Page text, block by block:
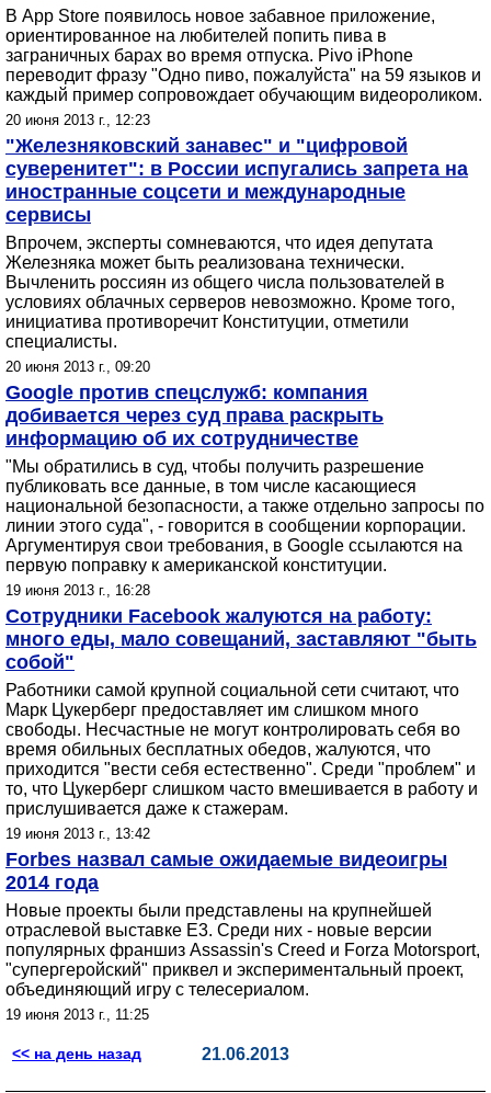
В App Store появилось новое забавное приложение,
ориентированное на любителей попить пива в
заграничных барах во время отпуска. Pivo iPhone
переводит фразу "Одно пиво, пожалуйста" на 59 языков и
каждый пример сопровождает обучающим видеороликом.
20 июня 2013 г., 12:23
"Железняковский занавес" и "цифровой
суверенитет": в России испугались запрета на
иностранные соцсети и международные
сервисы
Впрочем, эксперты сомневаются, что идея депутата
Железняка может быть реализована технически.
Вычленить россиян из общего числа пользователей в
условиях облачных серверов невозможно. Кроме того,
инициатива противоречит Конституции, отметили
специалисты.
20 июня 2013 г., 09:20
Google против спецслужб: компания
добивается через суд права раскрыть
информацию об их сотрудничестве
"Мы обратились в суд, чтобы получить разрешение
публиковать все данные, в том числе касающиеся
национальной безопасности, а также отдельно запросы по
линии этого суда", - говорится в сообщении корпорации.
Аргументируя свои требования, в Google ссылаются на
первую поправку к американской конституции.
19 июня 2013 г., 16:28
Сотрудники Facebook жалуются на работу:
много еды, мало совещаний, заставляют "быть
собой"
Работники самой крупной социальной сети считают, что
Марк Цукерберг предоставляет им слишком много
свободы. Несчастные не могут контролировать себя во
время обильных бесплатных обедов, жалуются, что
приходится "вести себя естественно". Среди "проблем" и
то, что Цукерберг слишком часто вмешивается в работу и
прислушивается даже к стажерам.
19 июня 2013 г., 13:42
Forbes назвал самые ожидаемые видеоигры
2014 года
Новые проекты были представлены на крупнейшей
отраслевой выставке E3. Среди них - новые версии
популярных франшиз Assassin's Creed и Forza Motorsport,
"супергеройский" приквел и экспериментальный проект,
объединяющий игру с телесериалом.
19 июня 2013 г., 11:25
<< на день назад 21.06.2013